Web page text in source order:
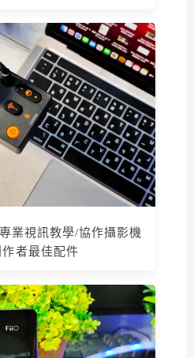
業視訊教學/協作攝影機
者最佳配件